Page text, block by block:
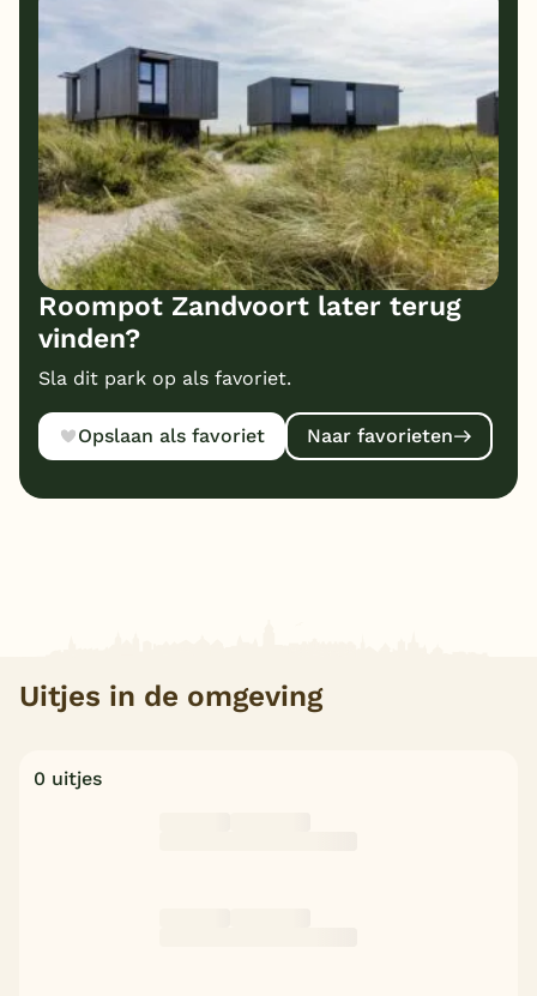
Roompot Zandvoort later terug
vinden?
Sla dit park op als favoriet.
Opslaan als favoriet Naar favorieten
Uitjes in de omgeving
0 uitjes